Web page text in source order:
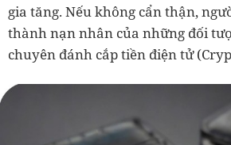
gia tăng. Nếu không cẩn thận,
thành nạn nhân của những đối
chuyên đánh cắp tiền điện tử